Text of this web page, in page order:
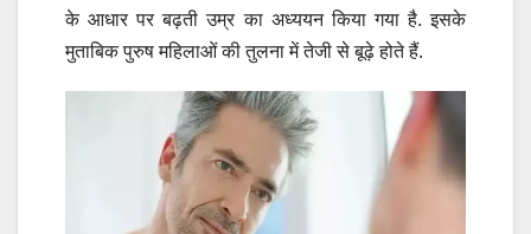
के आधार पर बढ़ती उम्र का अध्ययन किया गया है. इसके
मुताबिक पुरुष महिलाओं की तुलना में तेजी से बूढ़े होते हैं.